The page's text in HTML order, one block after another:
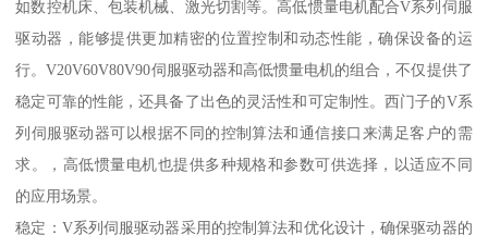
如数控机床、包装机械、激光切割等。高低惯量电机配合V系列伺服
驱动器，能够提供更加精密的位置控制和动态性能，确保设备的运
行。V20V60V80V90伺服驱动器和高低惯量电机的组合，不仅提供了
稳定可靠的性能，还具备了出色的灵活性和可定制性。西门子的V系
列伺服驱动器可以根据不同的控制算法和通信接口来满足客户的需
求。，高低惯量电机也提供多种规格和参数可供选择，以适应不同
的应用场景。
稳定：V系列伺服驱动器采用的控制算法和优化设计，确保驱动器的